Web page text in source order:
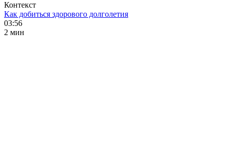
Контекст
Как добиться здорового долголетия
03:56
2 мин